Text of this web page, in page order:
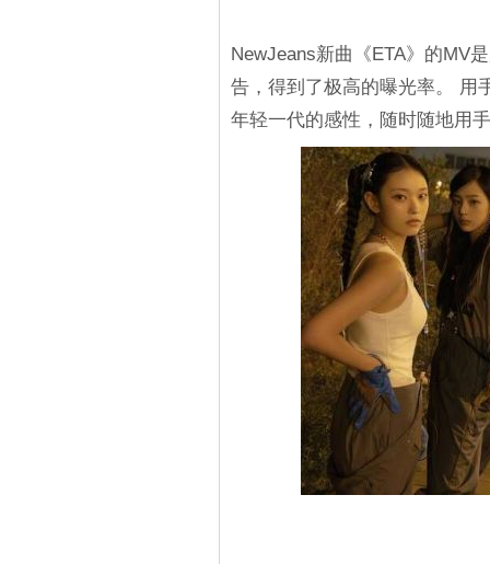
NewJeans新曲《ETA》的MV
告，得到了极高的曝光率。 用
年轻一代的感性，随时随地用